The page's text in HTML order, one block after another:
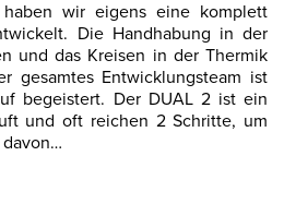
wir eigens eine komplett
Die Handhabung in der
und das Kreisen in der Thermik
gesamtes Entwicklungsteam ist
begeistert. Der DUAL 2 ist ein
und oft reichen 2 Schritte, um